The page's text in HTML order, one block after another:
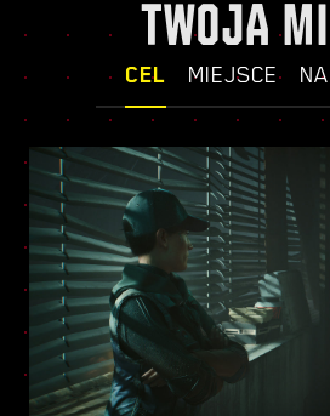
TWOJA
CEL MIEJSCE